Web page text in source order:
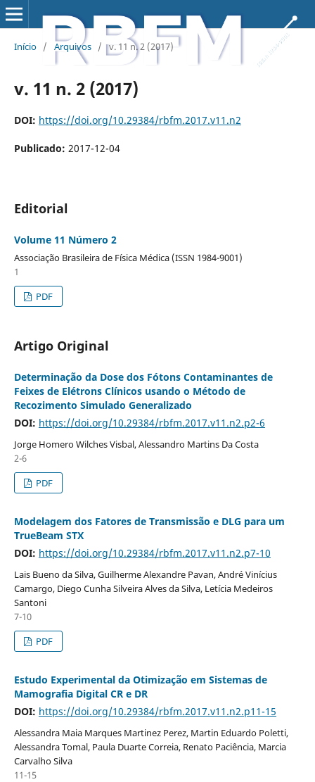
Início / Arquivos / v. 11 n. 2 (2017)
v. 11 n. 2 (2017)
DOI: https://doi.org/10.29384/rbfm.2017.v11.n2
Publicado: 2017-12-04
Editorial
Volume 11 Número 2
Associação Brasileira de Física Médica (ISSN 1984-9001)
1
PDF
Artigo Original
Determinação da Dose dos Fótons Contaminantes de
Feixes de Elétrons Clínicos usando o Método de
Recozimento Simulado Generalizado
DOI: https://doi.org/10.29384/rbfm.2017.v11.n2.p2-6
Jorge Homero Wilches Visbal, Alessandro Martins Da Costa
2-6
PDF
Modelagem dos Fatores de Transmissão e DLG para um
TrueBeam STX
DOI: https://doi.org/10.29384/rbfm.2017.v11.n2.p7-10
Lais Bueno da Silva, Guilherme Alexandre Pavan, André Vinícius
Camargo, Diego Cunha Silveira Alves da Silva, Letícia Medeiros
Santoni
7-10
PDF
Estudo Experimental da Otimização em Sistemas de
Mamografia Digital CR e DR
DOI: https://doi.org/10.29384/rbfm.2017.v11.n2.p11-15
Alessandra Maia Marques Martinez Perez, Martin Eduardo Poletti,
Alessandra Tomal, Paula Duarte Correia, Renato Paciência, Marcia
Carvalho Silva
11-15